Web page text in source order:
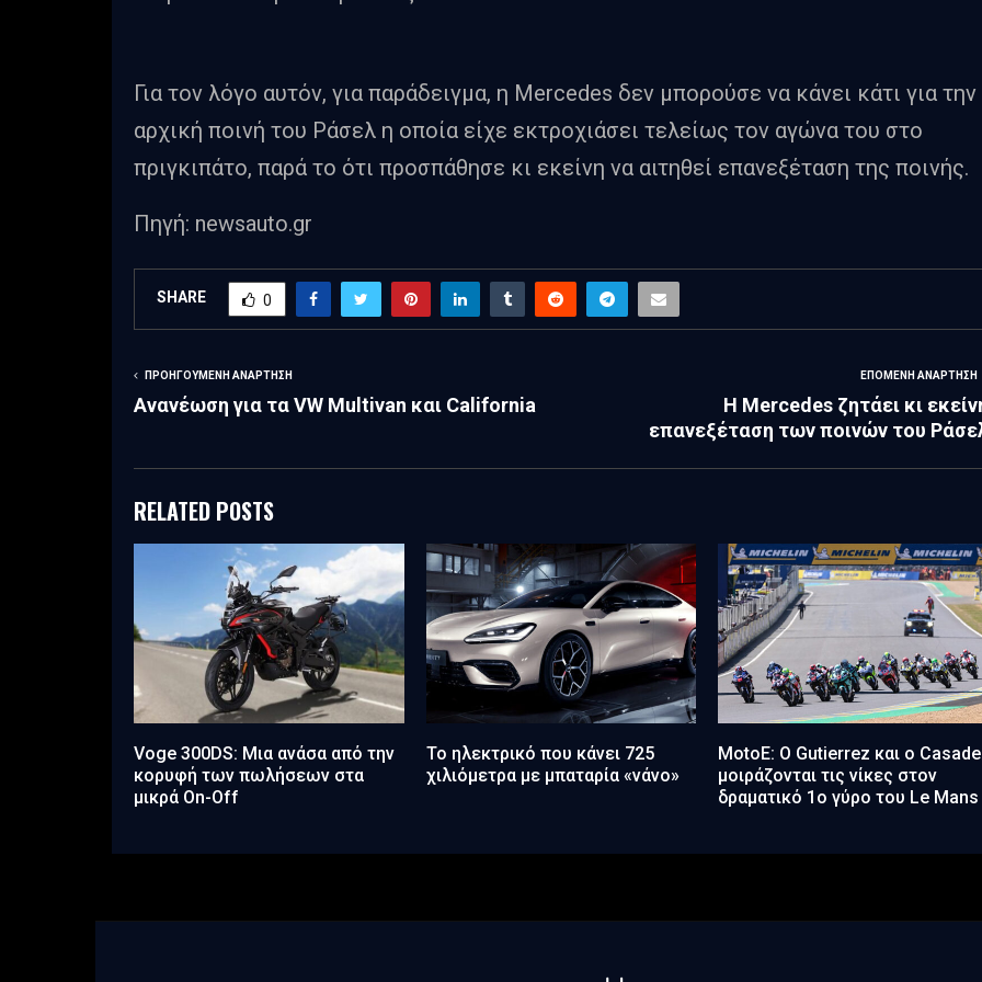
Για τον λόγο αυτόν, για παράδειγμα, η Mercedes δεν μπορούσε να κάνει κάτι για την
αρχική ποινή του Ράσελ η οποία είχε εκτροχιάσει τελείως τον αγώνα του στο
πριγκιπάτο, παρά το ότι προσπάθησε κι εκείνη να αιτηθεί επανεξέταση της ποινής.
Πηγή: newsauto.gr
SHARE 0
ΠΡΟΗΓΟΎΜΕΝΗ ΑΝΆΡΤΗΣΗ
Ανανέωση για τα VW Multivan και California
ΕΠΌΜΕΝΗ ΑΝΆΡΤΗΣΗ
Η Mercedes ζητάει κι
επανεξέταση των ποινών του
RELATED POSTS
Voge 300DS: Μια ανάσα από την
κορυφή των πωλήσεων στα
μικρά On-Off
Το ηλεκτρικό που κάνει 725
χιλιόμετρα με μπαταρία «νάνο»
MotoE: Ο Gutierrez και ο
μοιράζονται τις νίκες στον
δραματικό 1ο γύρο του Le Mans